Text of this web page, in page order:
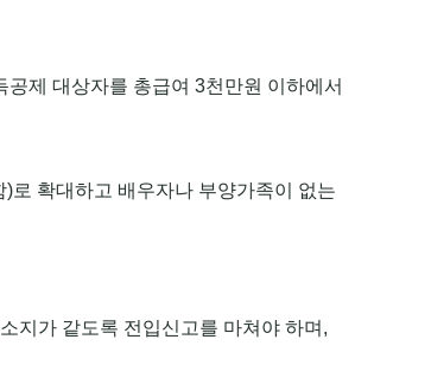
제 대상자를 총급여 3천만원 이하에서
로 확대하고 배우자나 부양가족이 없는
지가 같도록 전입신고를 마쳐야 하며,